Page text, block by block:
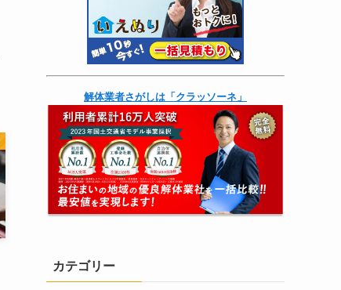
解体業者さがしは「クラッソーネ」
カテゴリー